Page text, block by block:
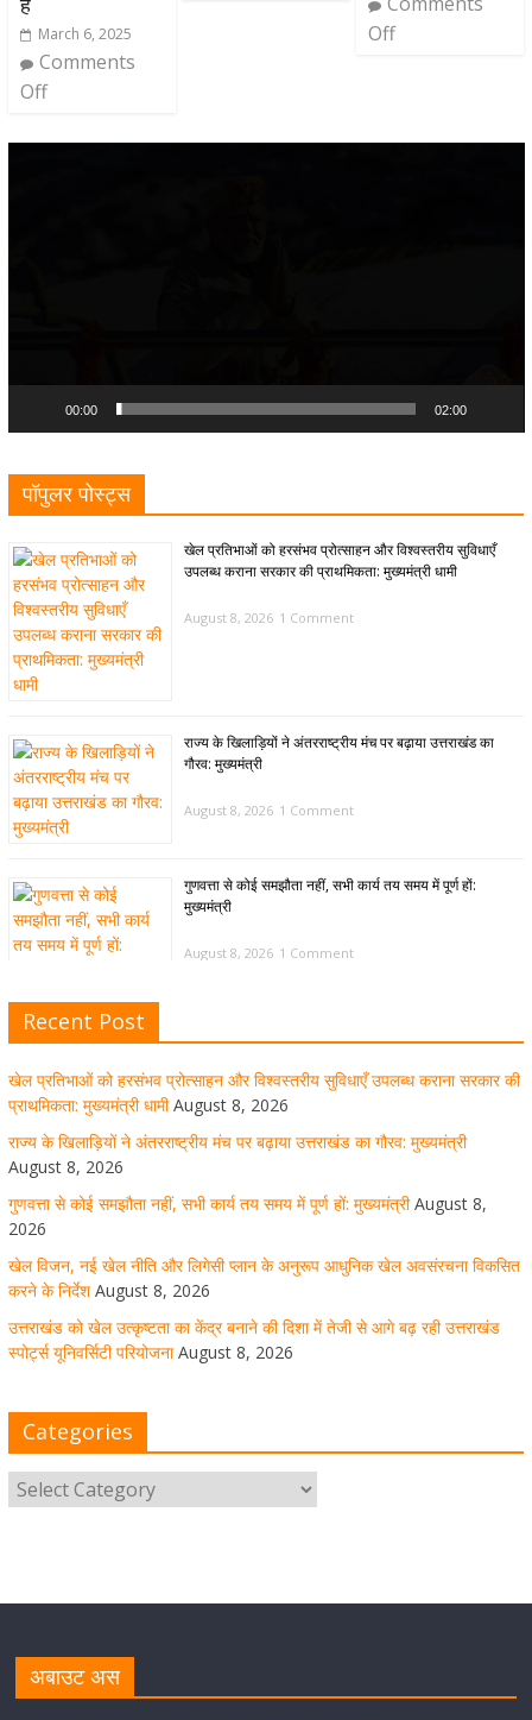
March 6, 2025
Comments
Off
Off
00:00 02:00
पॉपुलर पोस्ट्स
खेल प्रतिभाओं को हरसंभव प्रोत्साहन और विश्वस्तरीय सुविधाएँ
उपलब्ध कराना सरकार की प्राथमिकता: मुख्यमंत्री धामी
August 8, 2026 1 Comment
राज्य के खिलाड़ियों ने अंतरराष्ट्रीय मंच पर बढ़ाया उत्तराखंड का
गौरव: मुख्यमंत्री
August 8, 2026 1 Comment
गुणवत्ता से कोई समझौता नहीं, सभी कार्य तय समय में पूर्ण हों:
मुख्यमंत्री
August 8, 2026 1 Comment
अवसंरचना विकसित करने के निर्देश
August 8, 2026 1 Comment
उत्तराखंड को खेल उत्कृष्टता का केंद्र बनाने की दिशा में तेजी से आगे
बढ़ रही उत्तराखंड स्पोर्ट्स यूनिवर्सिटी परियोजना
August 8, 2026 1 Comment
मुख्य सचिव ने कहा- कौशल विकास से संबंधित सभी विभाग एक
Recent Post
खेल प्रतिभाओं को हरसंभव प्रोत्साहन और विश्वस्तरीय सुविधाएँ उपलब्ध कराना सरकार की
प्राथमिकता: मुख्यमंत्री धामी August 8, 2026
राज्य के खिलाड़ियों ने अंतरराष्ट्रीय मंच पर बढ़ाया उत्तराखंड का गौरव: मुख्यमंत्री
August 8, 2026
गुणवत्ता से कोई समझौता नहीं, सभी कार्य तय समय में पूर्ण हों: मुख्यमंत्री August 8,
2026
खेल विजन, नई खेल नीति और लिगेसी प्लान के अनुरूप आधुनिक खेल अवसंरचना विकसित
करने के निर्देश August 8, 2026
उत्तराखंड को खेल उत्कृष्टता का केंद्र बनाने की दिशा में तेजी से आगे बढ़ रही उत्तराखंड
स्पोर्ट्स यूनिवर्सिटी परियोजना August 8, 2026
Categories
अबाउट अस